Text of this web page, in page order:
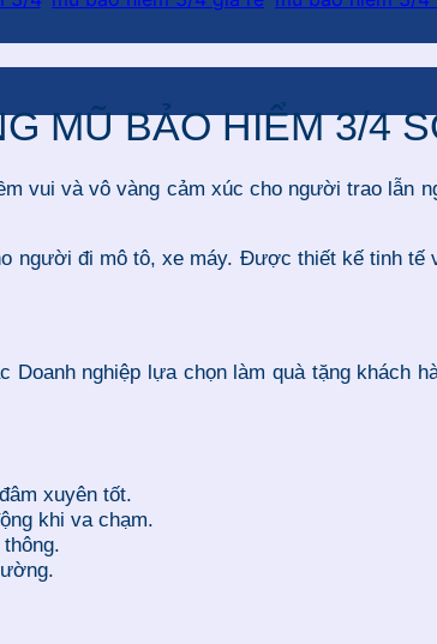
MŨ BẢO HIỂM 3/4
vui và vô vàng cảm xúc cho người trao lẫn
người đi mô tô, xe máy. Được thiết kế tinh
nghiệp lựa chọn làm quà tặng khách
xuyên tốt.
khi va chạm.